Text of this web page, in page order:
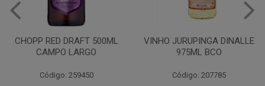
CHOPP RED DRAFT 500ML
CAMPO LARGO
Código: 259450
VINHO JURUPINGA DINALLE
975ML BCO
Código: 207785